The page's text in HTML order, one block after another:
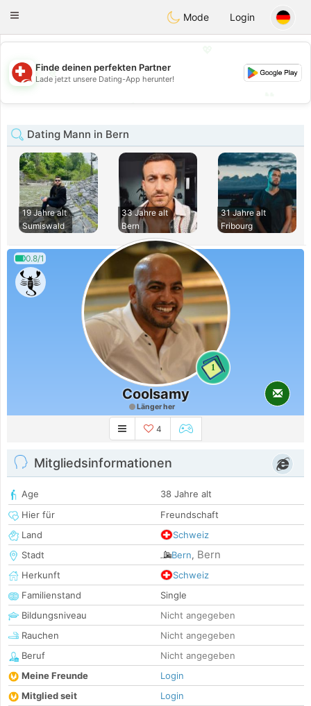
Suissi
Toggle
Mode Login
💖
💕
Finde deinen perfekten Partner
Lade jetzt unsere Dating-App herunter!
Dating Mann in Bern
19 Jahre alt
Sumiswald
33 Jahre alt
Bern
31 Jahre alt
Fribourg
0.8/1
1
Coolsamy
Länger her
4
Mitgliedsinformationen
Age
38 Jahre alt
Hier für
Freundschaft
Land
Schweiz
Stadt
Bern, Bern
Herkunft
Schweiz
Familienstand
Single
Bildungsniveau
Nicht angegeben
Rauchen
Nicht angegeben
Beruf
Nicht angegeben
Meine Freunde
Login
Mitglied seit
Login